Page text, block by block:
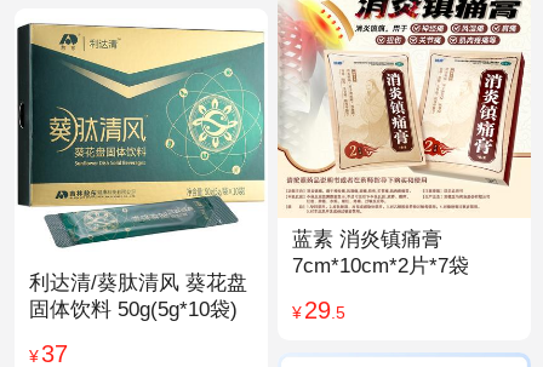
蓝素 消炎镇痛膏
7cm*10cm*2片*7袋
¥29.5
利达清/葵肽清风 葵花盘
固体饮料 50g(5g*10袋)
¥37